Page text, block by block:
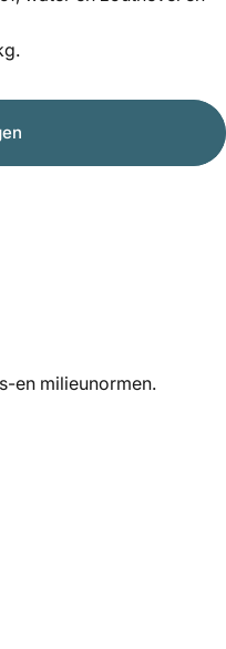
en milieunormen.